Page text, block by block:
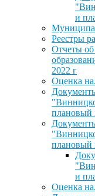
и
Реестры
Отчеты
2022 г
Оценка
плановый
плановый
и
Оценка